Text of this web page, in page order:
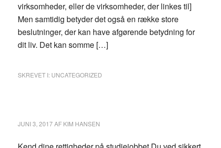
virksomheder, eller de virksomheder, der linkes til]
Men samtidig betyder det også en række store
beslutninger, der kan have afgørende betydning for
dit liv. Det kan somme […]
SKREVET I: UNCATEGORIZED
JUNI 3, 2017AF KIM HANSEN